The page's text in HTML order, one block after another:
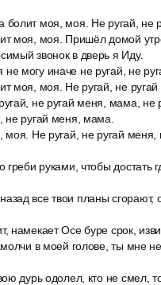
моя, моя. Не ругай, не
моя, моя. Пришёл домой
звонок в дверь я Иду.
могу иначе не ругай, не
моя, моя. Не ругай, не
не ругай меня, мама, не
не ругай меня, мама.
моя. Не ругай, не ругай
греби руками, чтобы достать
все твои планы сгорают,
намекает Осе буре срок,
в моей голове, ты мне не
дурь одолел, кто не смел,